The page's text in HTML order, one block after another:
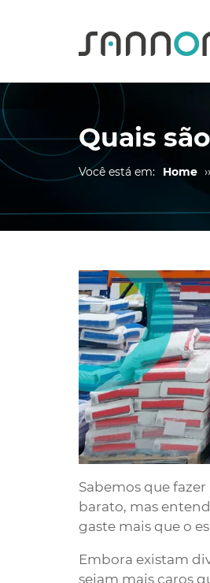
Quais
Você está em: Home ››
Sabemos que
barato, mas
gaste mais que o
Embora existam
sejam mais caros